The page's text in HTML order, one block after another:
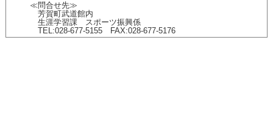
≪問合せ先≫
芳賀町武道館内
生涯学習課 スポーツ振興係
TEL:028-677-5155 FAX:028-677-5176